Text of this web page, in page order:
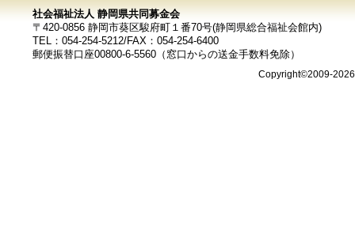
社会福祉法人 静岡県共同募金会
〒420-0856 静岡市葵区駿府町１番70号(静岡県総合福祉会館内)
TEL：054-254-5212/FAX：054-254-6400
郵便振替口座00800-6-5560（窓口からの送金手数料免除）
Copyright©2009-